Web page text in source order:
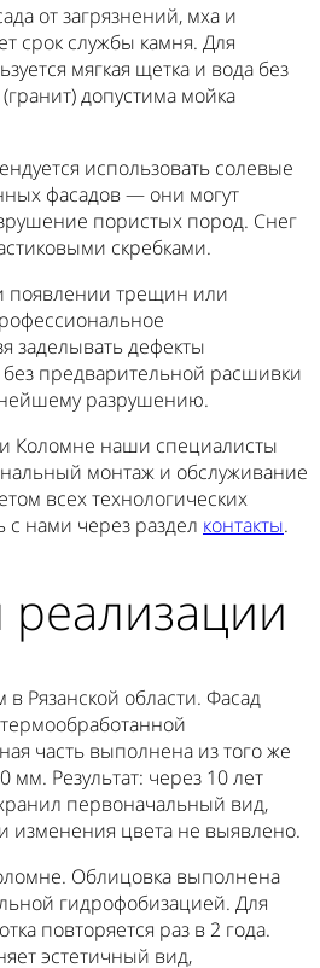
от загрязнений, мха и
срок службы камня. Для
мягкая щетка и вода без
допустима мойка
использовать солевые
фасадов — они могут
пористых пород. Снег
скребками.
появлении трещин или
заделывать дефекты
предварительной расшивки
разрушению.
Коломне наши специалисты
монтаж и обслуживание
всех технологических
с нами через раздел контакты.
Рязанской области. Фасад
часть выполнена из того же
Результат: через 10 лет
первоначальный вид,
изменения цвета не выявлено.
Облицовка выполнена
гидрофобизацией. Для
повторяется раз в 2 года.
эстетичный вид,